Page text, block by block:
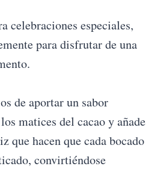
celebraciones especiales,
para disfrutar de una
de aportar un sabor
matices del cacao y añade
que hacen que cada bocado
convirtiéndose